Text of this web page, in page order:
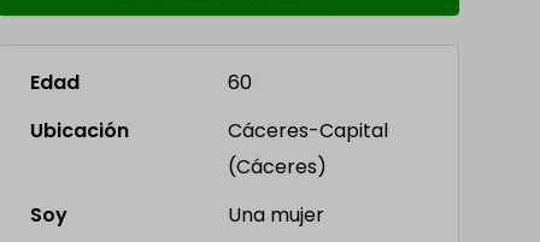
Edad
60
Ubicación
Cáceres-Capital
(Cáceres)
Soy
Una mujer